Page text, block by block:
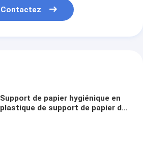
Contactez
Support de papier hygiénique en
plastique de support de papier de